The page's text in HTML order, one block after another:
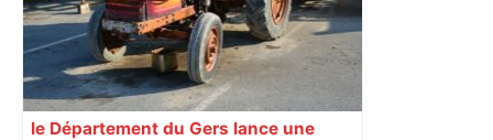
le Département du Gers lance une